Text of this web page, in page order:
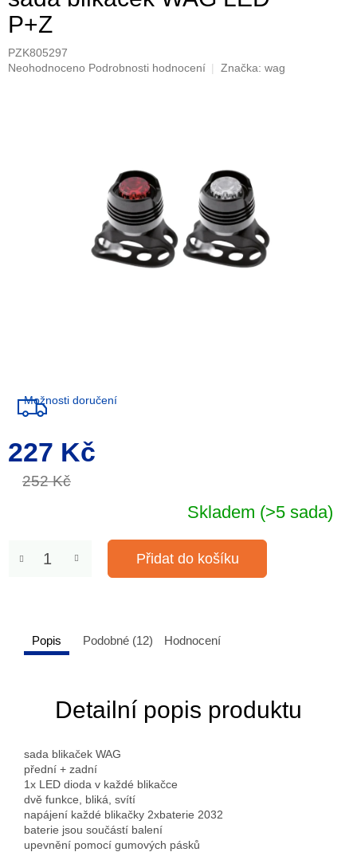
P+Z
PZK805297
Průměrné
Neohodnoceno Podrobnosti hodnocení Značka: wag
252 Kč
227 Kč
Měrná
cena:
Skladem (>5 sada)
Možnosti doručení
Přidat do košíku
Popis Podobné (12) Hodnocení
Detailní popis produktu
sada blikaček WAG
přední + zadní
1x LED dioda v každé blikačce
dvě funkce, bliká, svítí
napájení každé blikačky 2xbaterie 2032
baterie jsou součástí balení
upevnění pomocí gumových pásků